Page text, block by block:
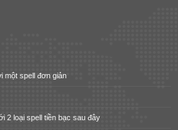
một spell đơn giản
2 loại spell tiền bạc sau đây